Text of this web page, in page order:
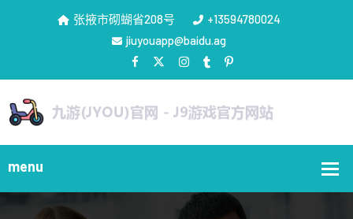
张掖市砌蝴省208号
+13594780024
jiuyouapp@baidu.ag